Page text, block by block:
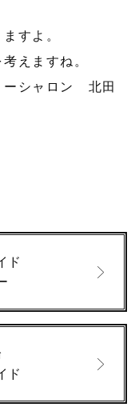
すよ。
えますね。
ーシャロン 北田
ド
ド